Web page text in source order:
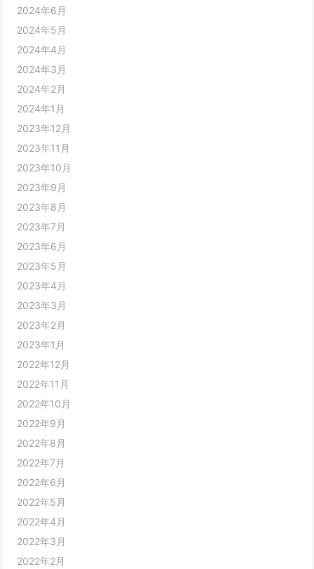
2024年6月
2024年5月
2024年4月
2024年3月
2024年2月
2024年1月
2023年12月
2023年11月
2023年10月
2023年9月
2023年8月
2023年7月
2023年6月
2023年5月
2023年4月
2023年3月
2023年2月
2023年1月
2022年12月
2022年11月
2022年10月
2022年9月
2022年8月
2022年7月
2022年6月
2022年5月
2022年4月
2022年3月
2022年2月